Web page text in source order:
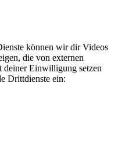
können wir dir Videos
die von externen
deiner Einwilligung setzen
Drittdienste ein: